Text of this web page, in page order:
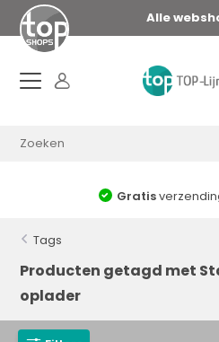
Alle
Gratis
Tags
Producten getagd met
oplader